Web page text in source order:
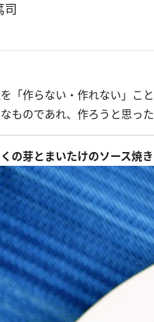
司
「作らない・作れない」こ
ものであれ、作ろうと思っ
の芽とまいたけのソース焼